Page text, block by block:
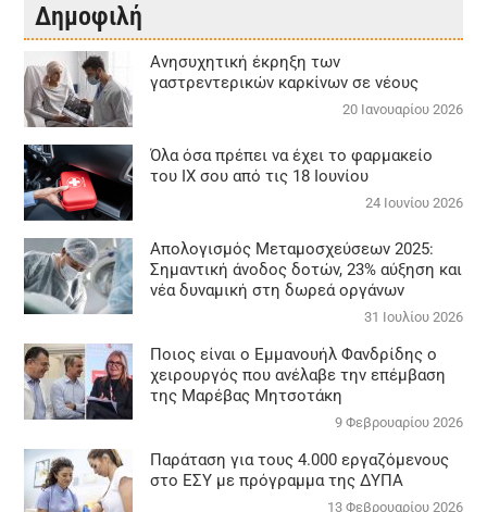
Δημοφιλή
Aνησυχητική έκρηξη των
γαστρεντερικών καρκίνων σε νέους
20 Ιανουαρίου 2026
Όλα όσα πρέπει να έχει το φαρμακείο
του ΙΧ σου από τις 18 Ιουνίου
24 Ιουνίου 2026
Απολογισμός Μεταμοσχεύσεων 2025:
Σημαντική άνοδος δοτών, 23% αύξηση και
νέα δυναμική στη δωρεά οργάνων
31 Ιουλίου 2026
Ποιος είναι ο Εμμανουήλ Φανδρίδης ο
χειρουργός που ανέλαβε την επέμβαση
της Μαρέβας Μητσοτάκη
9 Φεβρουαρίου 2026
Παράταση για τους 4.000 εργαζόμενους
στο ΕΣΥ με πρόγραμμα της ΔΥΠΑ
13 Φεβρουαρίου 2026